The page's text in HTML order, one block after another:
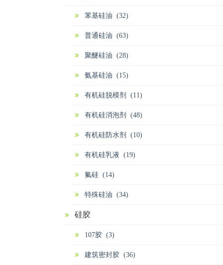
苯基硅油 (32)
普通硅油 (63)
聚醚硅油 (28)
氨基硅油 (15)
有机硅脱模剂 (11)
有机硅消泡剂 (48)
有机硅防水剂 (10)
有机硅乳液 (19)
氟硅 (14)
特殊硅油 (34)
硅胶
107胶 (3)
建筑密封胶 (36)